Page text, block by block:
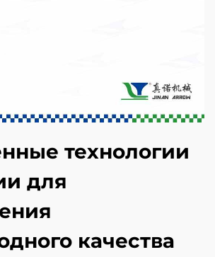
технологии
для
качества